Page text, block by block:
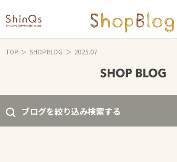
TOP SHOP BLOG 2025.07
ブログを絞り込み検索する